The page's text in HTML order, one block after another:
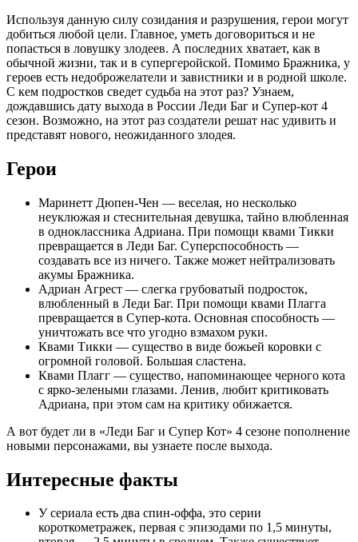
Используя данную силу созидания и разрушения, герои могут
добиться любой цели. Главное, уметь договориться и не
попасться в ловушку злодеев. А последних хватает, как в
обычной жизни, так и в супергеройской. Помимо Бражника, у
героев есть недоброжелатели и завистники и в родной школе.
С кем подростков сведет судьба на этот раз? Узнаем,
дождавшись дату выхода в России Леди Баг и Супер-кот 4
сезон. Возможно, на этот раз создатели решат нас удивить и
представят нового, неожиданного злодея.
Герои
Маринетт Дюпен-Чен — веселая, но несколько
неуклюжая и стеснительная девушка, тайно влюбленная
в одноклассника Адриана. При помощи квами Тикки
превращается в Леди Баг. Суперспособность —
создавать все из ничего. Также может нейтрализовать
акумы Бражника.
Адриан Агрест — слегка грубоватый подросток,
влюбленный в Леди Баг. При помощи квами Плагга
превращается в Супер-кота. Основная способность —
уничтожать все что угодно взмахом руки.
Квами Тикки — существо в виде божьей коровки с
огромной головой. Большая сластена.
Квами Плагг — существо, напоминающее черного кота
с ярко-зелеными глазами. Ленив, любит критиковать
Адриана, при этом сам на критику обижается.
А вот будет ли в «Леди Баг и Супер Кот» 4 сезоне пополнение
новыми персонажами, вы узнаете после выхода.
Интересные факты
У сериала есть два спин-оффа, это серии
короткометражек, первая с эпизодами по 1,5 минуты,